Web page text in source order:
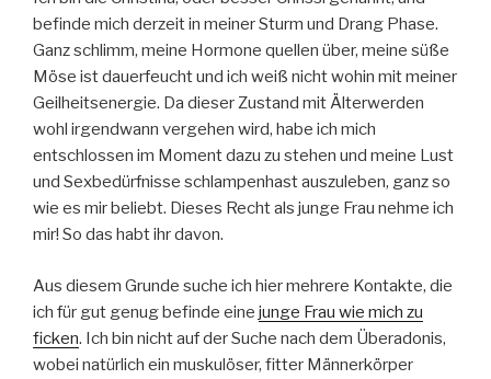
befinde mich derzeit in meiner Sturm und Drang Phase.
Ganz schlimm, meine Hormone quellen über, meine süße
Möse ist dauerfeucht und ich weiß nicht wohin mit meiner
Geilheitsenergie. Da dieser Zustand mit Älterwerden
wohl irgendwann vergehen wird, habe ich mich
entschlossen im Moment dazu zu stehen und meine Lust
und Sexbedürfnisse schlampenhast auszuleben, ganz so
wie es mir beliebt. Dieses Recht als junge Frau nehme ich
mir! So das habt ihr davon.
Aus diesem Grunde suche ich hier mehrere Kontakte, die
ich für gut genug befinde eine junge Frau wie mich zu
ficken. Ich bin nicht auf der Suche nach dem Überadonis,
wobei natürlich ein muskulöser, fitter Männerkörper